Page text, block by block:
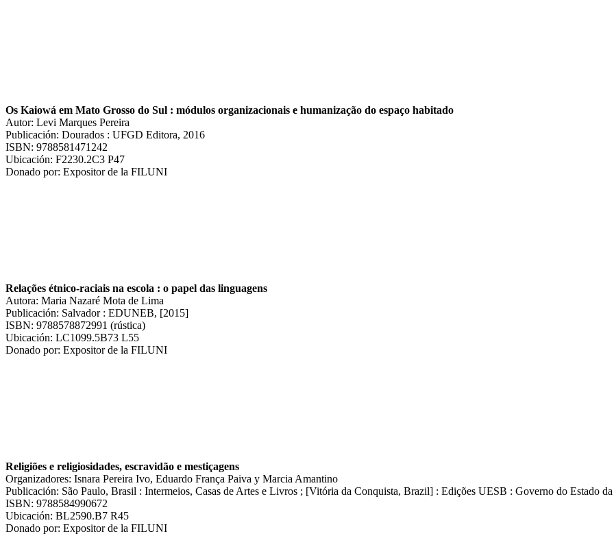
Os Kaiowá em Mato Grosso do Sul : módulos organizacionais e humanização do espaço habitado
Autor: Levi Marques Pereira
Publicación: Dourados : UFGD Editora, 2016
ISBN: 9788581471242
Ubicación: F2230.2C3 P47
Donado por: Expositor de la FILUNI
Relações étnico-raciais na escola : o papel das linguagens
Autora: Maria Nazaré Mota de Lima
Publicación: Salvador : EDUNEB, [2015]
ISBN: 9788578872991 (rústica)
Ubicación: LC1099.5B73 L55
Donado por: Expositor de la FILUNI
Religiões e religiosidades, escravidão e mestiçagens
Organizadores: Isnara Pereira Ivo, Eduardo França Paiva y Marcia Amantino
Publicación: São Paulo, Brasil : Intermeios, Casas de Artes e Livros ; [Vitória da Conquista, Brazil] : Edições UESB : Governo do Estado
ISBN: 9788584990672
Ubicación: BL2590.B7 R45
Donado por: Expositor de la FILUNI